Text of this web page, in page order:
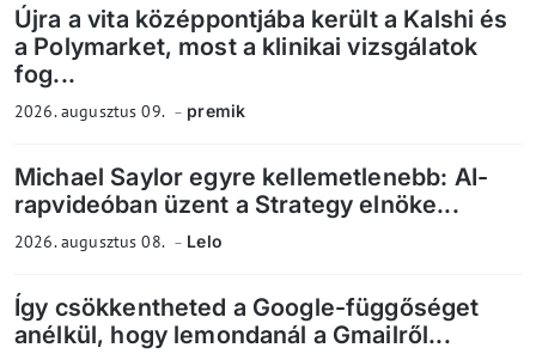
Újra a vita középpontjába került a Kalshi és
a Polymarket, most a klinikai vizsgálatok
fog...
2026. augusztus 09. premik
Michael Saylor egyre kellemetlenebb: AI-
rapvideóban üzent a Strategy elnöke...
2026. augusztus 08. Lelo
Így csökkentheted a Google-függőséget
anélkül, hogy lemondanál a Gmailről...